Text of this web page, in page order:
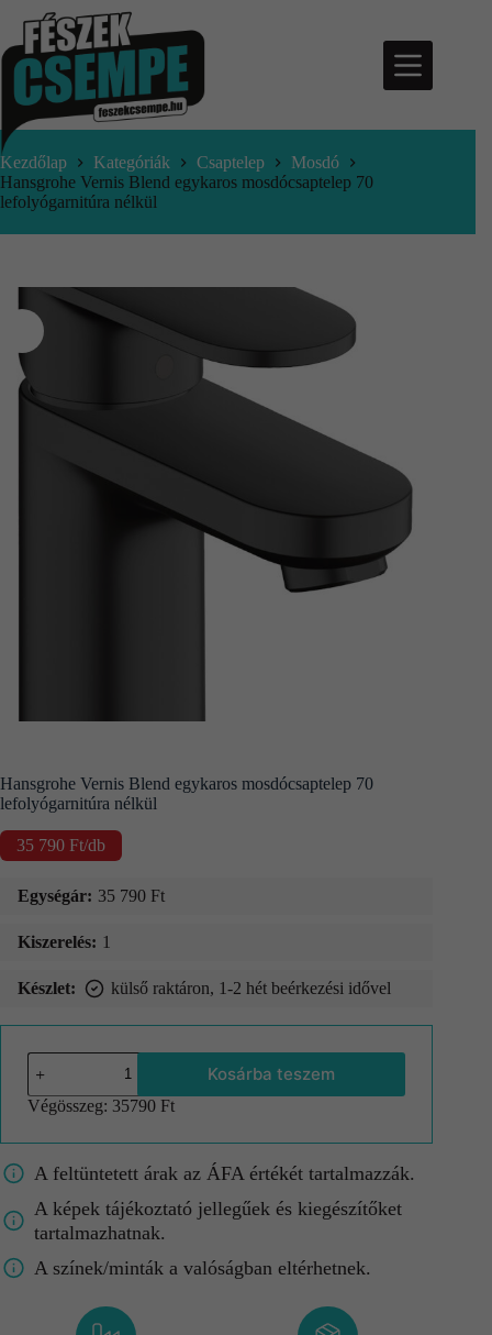
Termékek
Aktuális
Kezdőlap Kategóriák Csaptelep
Mosdó
Hansgrohe Vernis Blend egykaros mosdócsaptelep 70
lefolyógarnitúra nélkül
Hansgrohe Vernis Blend egykaros mosdócsaptelep 70
lefolyógarnitúra nélkül
35 790 Ft/db
Egységár: 35 790 Ft
Kiszerelés: 1
Készlet: külső raktáron, 1-2 hét beérkezési idővel
Kosárba teszem
Végösszeg: 35790 Ft
A feltüntetett árak az ÁFA értékét tartalmazzák.
A képek tájékoztató jellegűek és kiegészítőket
tartalmazhatnak.
A színek/minták a valóságban eltérhetnek.